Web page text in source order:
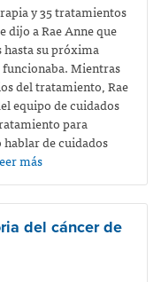
y 35 tratamientos
dijo a Rae Anne que
hasta su próxima
Mientras
del tratamiento, Rae
equipo de cuidados
para
de cuidados
más
del cáncer de